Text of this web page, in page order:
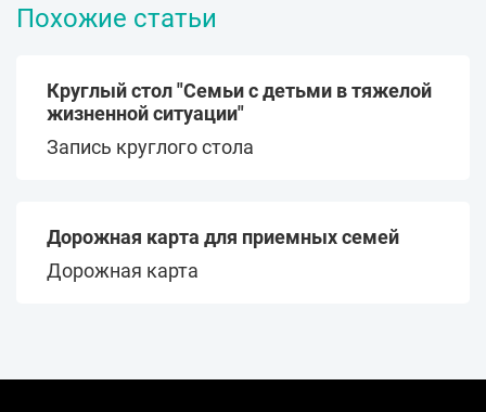
Похожие статьи
Круглый стол "Семьи с детьми в тяжелой
жизненной ситуации"
Запись круглого стола
Дорожная карта для приемных семей
Дорожная карта